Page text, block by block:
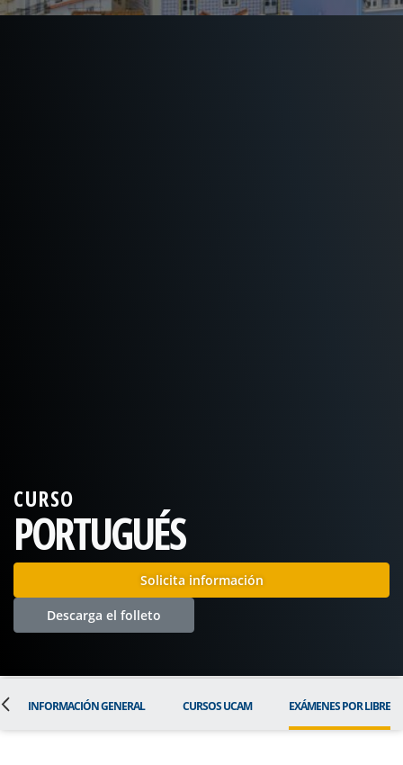
CURSO
PORTUGUÉS
Solicita información
Descarga el folleto
INFORMACIÓN GENERAL CURSOS UCAM EXÁMENES POR LIBRE